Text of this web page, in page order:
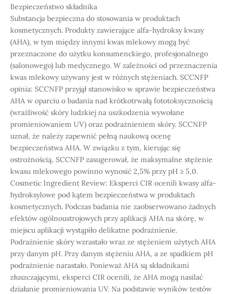
Bezpieczeństwo składnika
Substancja bezpieczna do stosowania w produktach
kosmetycznych. Produkty zawierające alfa-hydroksy kwasy
(AHA), w tym między innymi kwas mlekowy mogą być
przeznaczone do użytku konsumenckiego, profesjonalnego
(salonowego) lub medycznego. W zależności od przeznaczenia
kwas mlekowy używany jest w różnych stężeniach. SCCNFP
opinia: SCCNFP przyjął stanowisko w sprawie bezpieczeństwa
AHA w oparciu o badania nad krótkotrwałą fototoksycznością
(wrażliwość skóry ludzkiej na uszkodzenia wywołane
promieniowaniem UV) oraz podrażnieniem skóry. SCCNFP
uznał, że należy zapewnić pełną naukową ocenę
bezpieczeństwa AHA. W związku z tym, kierując się
ostrożnością, SCCNFP zasugerował, że maksymalne stężenie
kwasu mlekowego powinno wynosić 2,5% przy pH ≥ 5,0.
Cosmetic Ingredient Review: Eksperci CIR ocenili kwasy alfa-
hydroksylowe pod kątem bezpieczeństwa w produktach
kosmetycznych. Podczas badania nie zaobserwowano żadnych
efektów ogólnoustrojowych przy aplikacji AHA na skórę, w
miejscu aplikacji wystąpiło delikatne podrażnienie.
Podrażnienie skóry wzrastało wraz ze stężeniem użytych AHA
przy danym pH. Przy danym stężeniu AHA, a ze spadkiem pH
podrażnienie narastało. Ponieważ AHA są składnikami
złuszczającymi, eksperci CIR ocenili, że AHA mogą nasilać
działanie promieniowania UV. Na podstawie wyników testów